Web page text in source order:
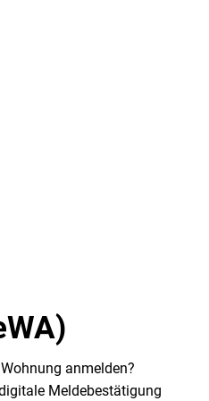
anmelden?
Meldebestätigung